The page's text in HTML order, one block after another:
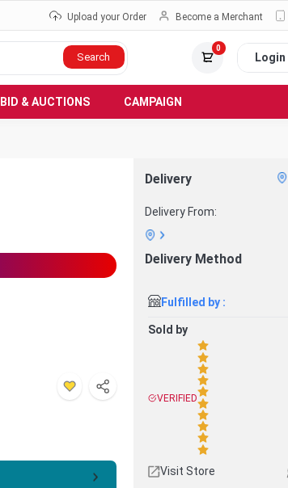
Upload your Order Become a Merchant
Search
0
Login
BID & AUCTIONS CAMPAIGN
Delivery
Delivery From:
Delivery Method
Fulfilled by :
Sold by
VERIFIED
Visit Store